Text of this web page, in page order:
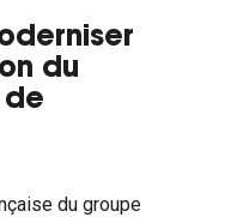
du
du groupe